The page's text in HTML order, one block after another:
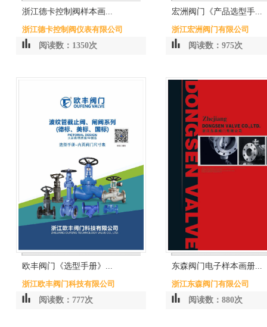
浙江德卡控制阀样本画...
浙江德卡控制阀仪表有限公司
阅读数：1350次
宏洲阀门《产品选型手...
浙江宏洲阀门有限公司
阅读数：975次
欧丰阀门《选型手册》...
浙江欧丰阀门科技有限公司
阅读数：777次
东森阀门电子样本画册...
浙江东森阀门有限公司
阅读数：880次